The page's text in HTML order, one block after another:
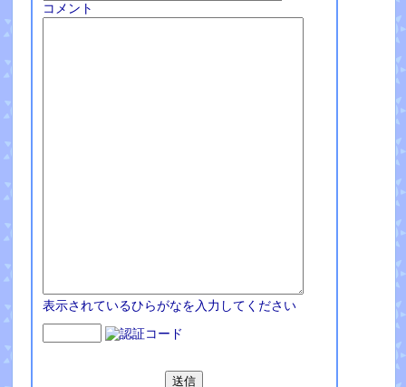
コメント
表示されているひらがなを入力してください